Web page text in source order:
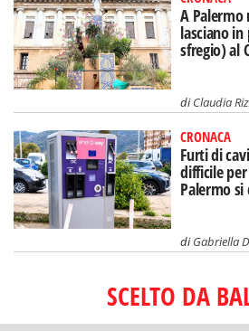
A Palermo
lasciano
sfregio) al
diClaudia
CRONACA
Furti di
difficile
Palermo
diGabriella
SCELTO DA